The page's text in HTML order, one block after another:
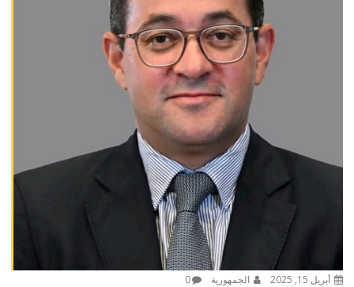
أبريل 15, 2025 الجمهورية 0